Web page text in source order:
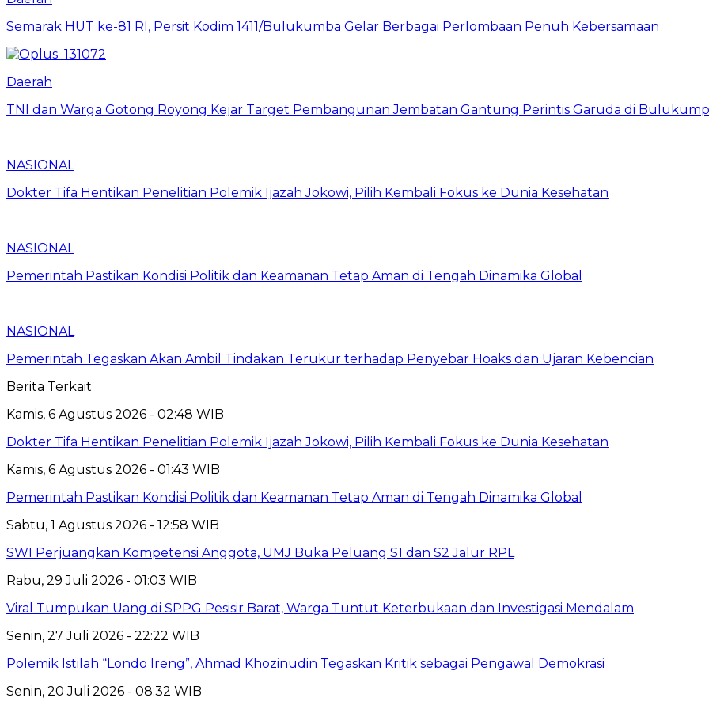
Semarak HUT ke-81 RI, Persit Kodim 1411/Bulukumba Gelar Berbagai Perlombaan Penuh Kebersamaan
Daerah
TNI dan Warga Gotong Royong Kejar Target Pembangunan Jembatan Gantung Perintis Garuda di
NASIONAL
Dokter Tifa Hentikan Penelitian Polemik Ijazah Jokowi, Pilih Kembali Fokus ke Dunia Kesehatan
NASIONAL
Pemerintah Pastikan Kondisi Politik dan Keamanan Tetap Aman di Tengah Dinamika Global
NASIONAL
Pemerintah Tegaskan Akan Ambil Tindakan Terukur terhadap Penyebar Hoaks dan Ujaran Kebencian
Berita Terkait
Kamis, 6 Agustus 2026 - 02:48 WIB
Dokter Tifa Hentikan Penelitian Polemik Ijazah Jokowi, Pilih Kembali Fokus ke Dunia Kesehatan
Kamis, 6 Agustus 2026 - 01:43 WIB
Pemerintah Pastikan Kondisi Politik dan Keamanan Tetap Aman di Tengah Dinamika Global
Sabtu, 1 Agustus 2026 - 12:58 WIB
SWI Perjuangkan Kompetensi Anggota, UMJ Buka Peluang S1 dan S2 Jalur RPL
Rabu, 29 Juli 2026 - 01:03 WIB
Viral Tumpukan Uang di SPPG Pesisir Barat, Warga Tuntut Keterbukaan dan Investigasi Mendalam
Senin, 27 Juli 2026 - 22:22 WIB
Polemik Istilah “Londo Ireng”, Ahmad Khozinudin Tegaskan Kritik sebagai Pengawal Demokrasi
Senin, 20 Juli 2026 - 08:32 WIB